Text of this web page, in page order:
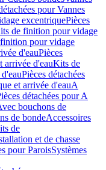
pour Vannes
excentriquePièces
de finition pour vidage
pour vidage
d'eauPièces
arrivée d'eauKits de
Pièces détachées
et arrivée d'eauA
détachées pour A
bouchons de
de bondeAccessoires
de
et de chasse
pour ParoisSystèmes